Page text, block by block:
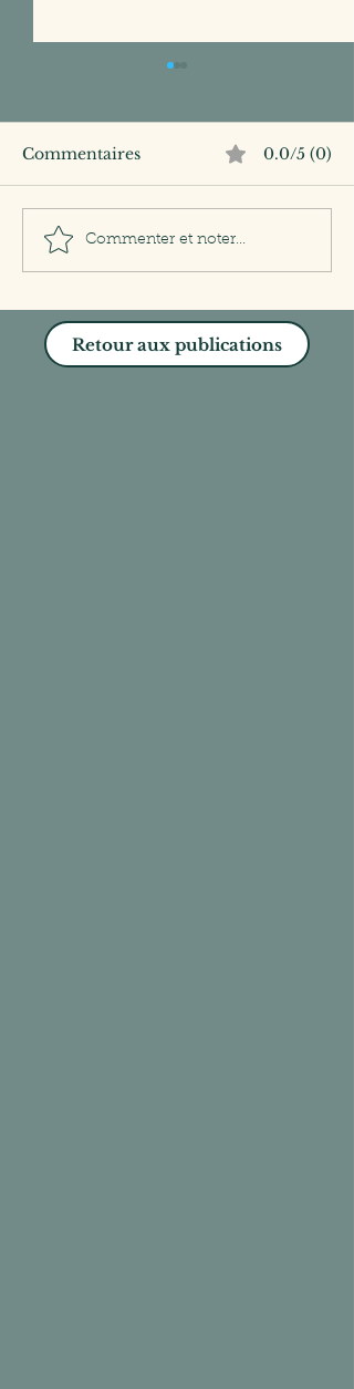
Incarner les valeurs de
l'entreprise, jamais !
Commentaires 0.0/5 (0)
Commenter et noter...
Retour aux publications